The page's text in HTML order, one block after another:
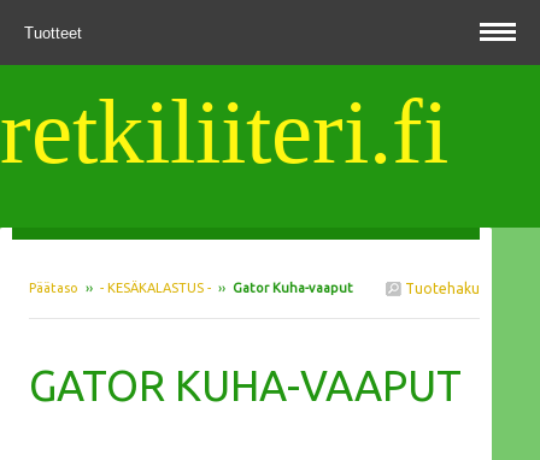
Tuotteet
retkiliiteri.fi
Tuotehaku
Päätaso ›› - KESÄKALASTUS - ›› Gator Kuha-vaaput
GATOR KUHA-VAAPUT